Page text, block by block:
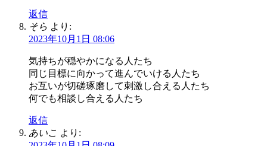
返信
そら より:
2023年10月1日 08:06
気持ちが穏やかになる人たち
同じ目標に向かって進んでいける人たち
お互いが切磋琢磨して刺激し合える人たち
何でも相談し合える人たち
返信
あいこ より: